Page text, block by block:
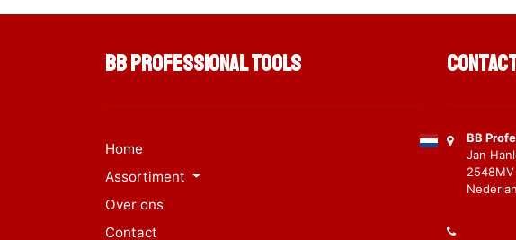
BB Professional Tools
Home
Assortiment
Over ons
Contact
BB
Jan